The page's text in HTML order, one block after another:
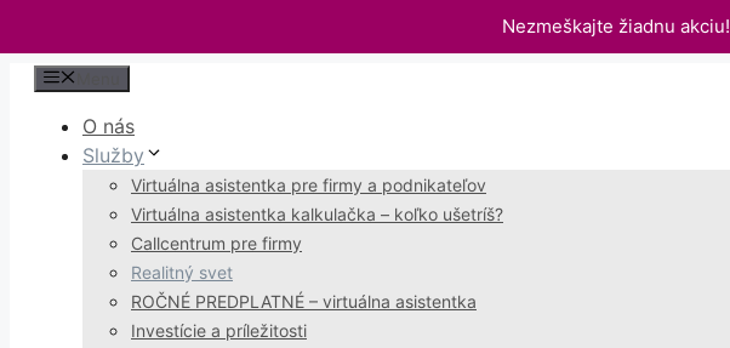
Preskočiť
obsah
O nás
Služby
Virtuálna asistentka pre firmy a podnikateľov
Virtuálna asistentka kalkulačka – koľko ušetríš?
Callcentrum pre firmy
Realitný svet
ROČNÉ PREDPLATNÉ – virtuálna asistentka
Investície a príležitosti
Nezmeškajte žiadnu akciu!